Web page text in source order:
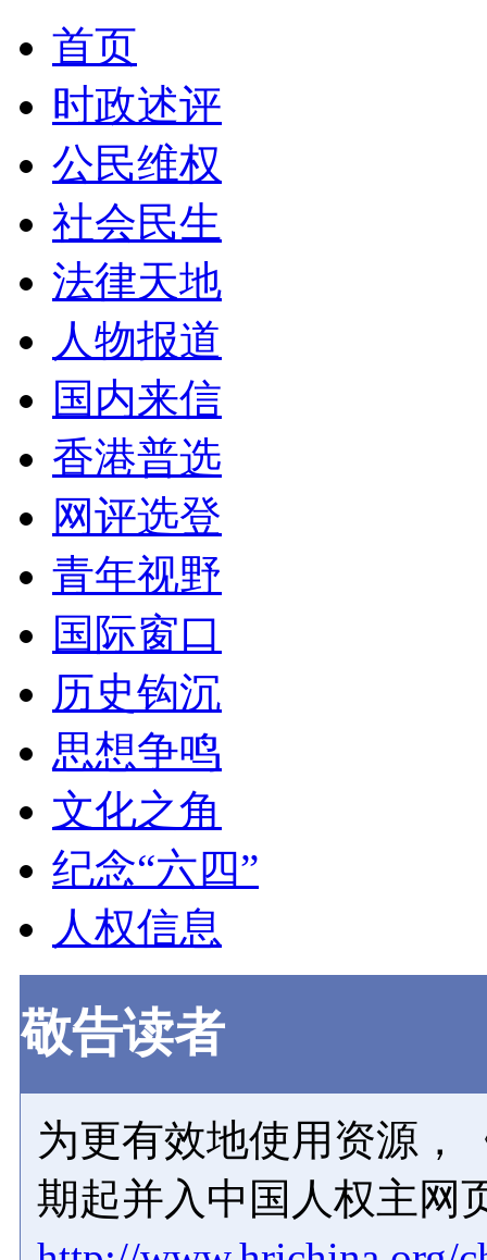
首页
时政述评
公民维权
社会民生
法律天地
人物报道
国内来信
香港普选
网评选登
青年视野
国际窗口
历史钩沉
思想争鸣
文化之角
纪念“六四”
人权信息
敬告读者
为更有效地使用资源，
期起并入中国人权主网